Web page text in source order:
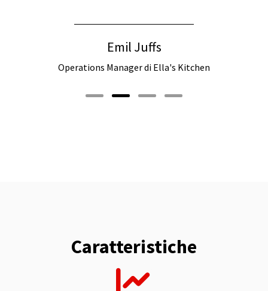
Emil Juffs
Operations Manager di Ella's Kitchen
Caratteristiche